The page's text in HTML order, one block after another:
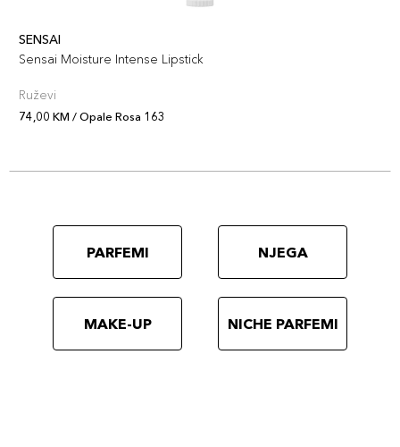
SENSAI
Sensai Moisture Intense Lipstick
Ruževi
74,00 KM / Opale Rosa 163
PARFEMI NJEGA
MAKE-UP NICHE PARFEMI